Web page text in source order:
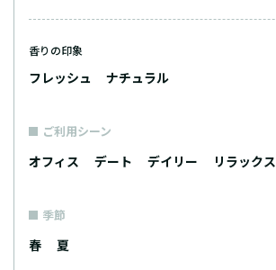
香りの印象
フレッシュ ナチュラル
ご利用シーン
オフィス デート デイリー リラックス
季節
春 夏